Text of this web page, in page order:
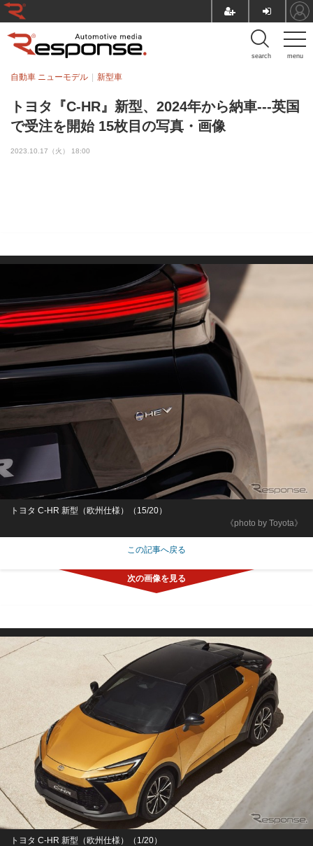
menu
search
トヨタ『C-HR』新型、2024年から納車---英国
で受注を開始 15枚目の写真・画像
自動車 ニューモデル 新型車
2023.10.17（火） 18:00
《photo by Toyota》
トヨタ C-HR 新型（欧州仕様）（15/20）
この記事へ戻る
トヨタ C-HR 新型（欧州仕様）（1/20）